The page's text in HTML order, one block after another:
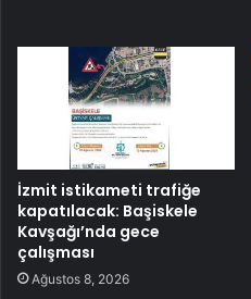
İzmit istikameti trafiğe
kapatılacak: Başiskele
Kavşağı’nda gece
çalışması
Ağustos 8, 2026